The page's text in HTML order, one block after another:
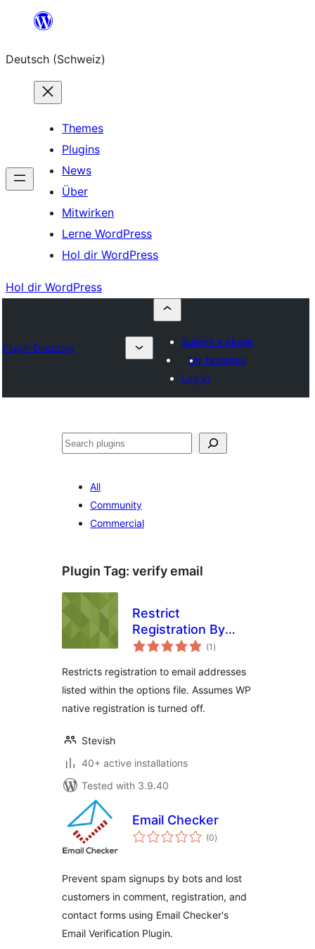
springen
Deutsch (Schweiz)
Themes
Plugins
News
Über
Mitwirken
Lerne WordPress
Hol dir WordPress
Hol dir WordPress
Plugin Directory
Submit a plugin
My favorites
Log in
Suchen
All
Community
Commercial
Plugin Tag: verify email
Restrict
Registration By
Email for WP-
(1 total
ratings
)
Restricts registration to email addresses
listed within the options file. Assumes WP
native registration is turned off.
Stevish
40+ active installations
Tested with 3.9.40
Email Checker
(0total
ratings
)
Prevent spam signups by bots and lost
customers in comment, registration, and
contact forms using Email Checker's
Email Verification Plugin.